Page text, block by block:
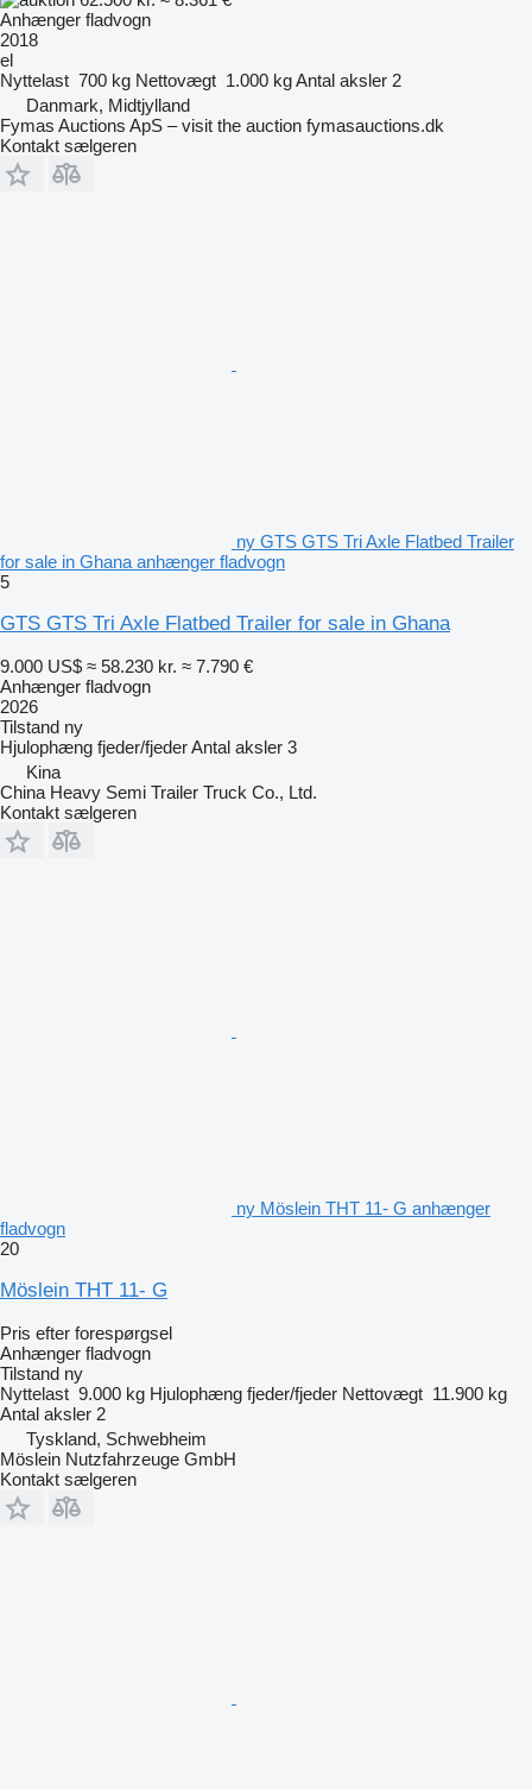
Anhænger fladvogn
2018
el
Nyttelast 700 kg Nettovægt 1.000 kgAntal aksler 2
Danmark, Midtjylland
Fymas Auctions ApS – visit the auction fymasauctions.dk
Kontakt sælgeren
ny GTS GTS Tri Axle Flatbed Trailer
for sale in Ghana anhænger fladvogn
5
GTS GTS Tri Axle Flatbed Trailer for sale in Ghana
9.000 US$ ≈ 58.230 kr. ≈ 7.790 €
Anhænger fladvogn
2026
Tilstand ny
Hjulophæng fjeder/fjederAntal aksler 3
Kina
China Heavy Semi Trailer Truck Co., Ltd.
Kontakt sælgeren
ny Möslein THT 11- G anhænger
fladvogn
20
Möslein THT 11- G
Pris efter forespørgsel
Anhænger fladvogn
Tilstand ny
Nyttelast 9.000 kg Hjulophæng fjeder/fjeder Nettovægt 11.900 kg
Antal aksler 2
Tyskland, Schwebheim
Möslein Nutzfahrzeuge GmbH
Kontakt sælgeren